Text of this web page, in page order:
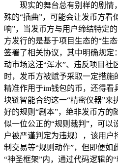
现实的舞台总有别样的剧情
殊的“插曲”，可能会让发币方看
响”，当发币方与用户缔结特定
方发行的是基于项目生态的“生
签署了相关协议，其中明确规定
动市场这汪“浑水”、违反项目社
时，发币方被赋予采取一定措施
精准作用于im钱包的币，还得看
块链智能合约这一“精密仪器”来
好的规则“剧本”，绝非发币方的
似一位公正的“规则裁判”，可以
户被严谨判定为违规），该用
制交易等“规则动作”，但即便如
“神圣框架”内，通过代码逻辑的